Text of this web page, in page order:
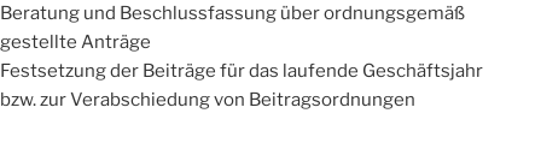
Beratung und Beschlussfassung über ordnungsgemäß
gestellte Anträge
Festsetzung der Beiträge für das laufende Geschäftsjahr
bzw. zur Verabschiedung von Beitragsordnungen